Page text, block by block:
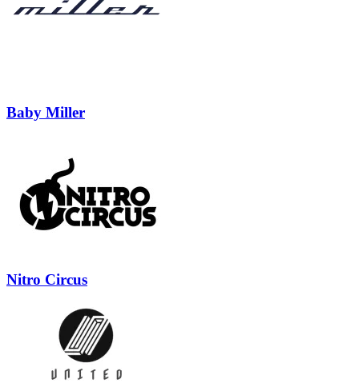
Baby Miller
Nitro Circus